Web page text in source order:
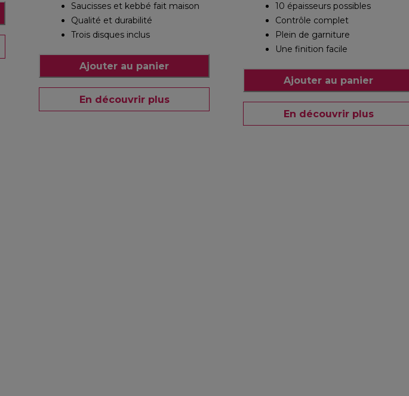
Saucisses et kebbé fait maison
Qualité et durabilité
Trois disques inclus
Ajouter au panier
En découvrir plus
10 épaisseurs possibles
Contrôle complet
Plein de garniture
Une finition facile
Ajouter au panier
En découvrir plus